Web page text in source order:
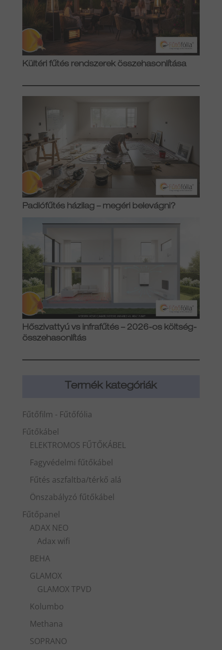
Kültéri fűtés rendszerek összehasonlítása
Padlófűtés házilag – megéri belevágni?
Hőszivattyú vs infrafűtés – 2026-os költség-
összehasonlítás
Termék kategóriák
Fűtőfilm - Fűtőfólia
Fűtőkábel
ELEKTROMOS FŰTŐKÁBEL
Fagyvédelmi fűtőkábel
Fűtés aszfaltba/térkő alá
Önszabályzó fűtőkábel
Fűtőpanel
ADAX NEO
Adax wifi
BEHA
GLAMOX
GLAMOX TPVD
Kolumbo
Methana
SOPRANO